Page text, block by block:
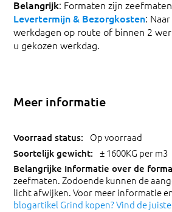
Belangrijk: Formaten zijn
Levertermijn & Bezorgkosten:
werkdagen op route of binnen 2
u gekozen werkdag.
Meer informatie
Op voorraad
± 1600KG per m3
zeefmaten. Zodoende kunnen de
licht afwijken. Voor meer informatie
blogartikel Grind kopen? Vind de